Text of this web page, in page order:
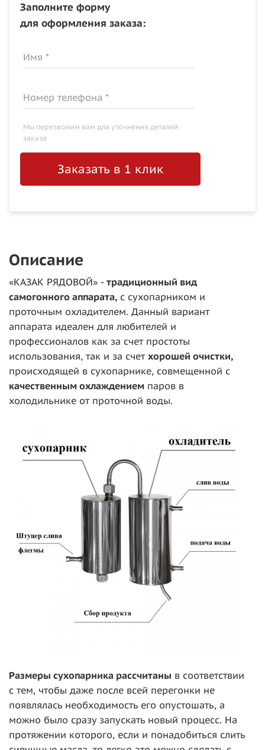
Заполните форму
для оформления заказа:
Имя *
Номер телефона *
Мы перезвоним вам для уточнения деталей
заказа
Заказать в 1 клик
Описание
«КАЗАК РЯДОВОЙ» - традиционный вид
самогонного аппарата, с сухопарником и
проточным охладителем. Данный вариант
аппарата идеален для любителей и
профессионалов как за счет простоты
использования, так и за счет хорошей очистки,
происходящей в сухопарнике, совмещенной с
качественным охлаждением паров в
холодильнике от проточной воды.
Размеры сухопарника рассчитаны в соответствии
с тем, чтобы даже после всей перегонки не
появлялась необходимость его опустошать, а
можно было сразу запускать новый процесс. На
протяжении которого, если и понадобиться слить